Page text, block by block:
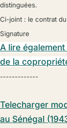
distinguées.
Ci-joint : le contrat
Signature
A lire
de la
-------------
Telecharger
au Sénégal